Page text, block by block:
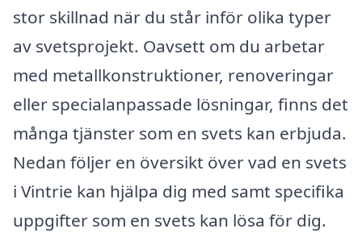
stor skillnad när du står inför olika typer
av svetsprojekt. Oavsett om du arbetar
med metallkonstruktioner, renoveringar
eller specialanpassade lösningar, finns det
många tjänster som en svets kan erbjuda.
Nedan följer en översikt över vad en svets
i Vintrie kan hjälpa dig med samt specifika
uppgifter som en svets kan lösa för dig.